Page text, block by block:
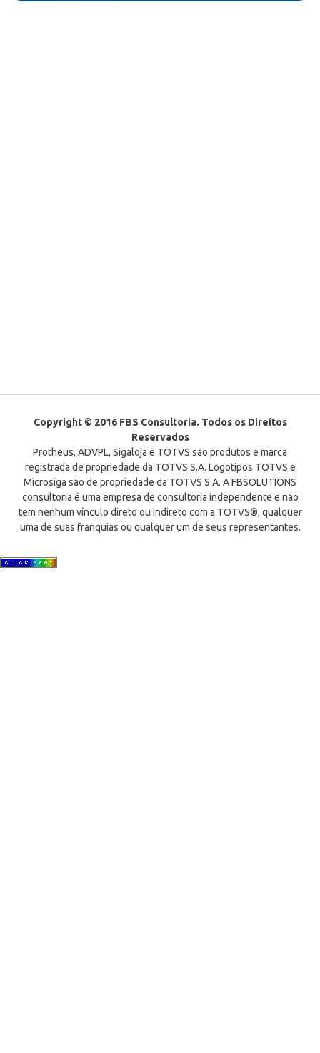
Copyright © 2016 FBS Consultoria. Todos os Direitos
Reservados
Protheus, ADVPL, Sigaloja e TOTVS são produtos e marca
registrada de propriedade da TOTVS S.A. Logotipos TOTVS e
Microsiga são de propriedade da TOTVS S.A. A FBSOLUTIONS
consultoria é uma empresa de consultoria independente e não
tem nenhum vínculo direto ou indireto com a TOTVS®, qualquer
uma de suas franquias ou qualquer um de seus representantes.